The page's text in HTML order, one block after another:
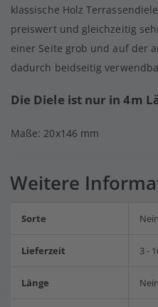
klassische Holz
preiswert und gleichzeitig
einer Seite grob und auf der
dadurch beidseitig
Die Diele ist nur in 4m
Maße: 20x146 mm
Weitere
Sorte Nein
Lieferzeit 3 -
Länge Nein